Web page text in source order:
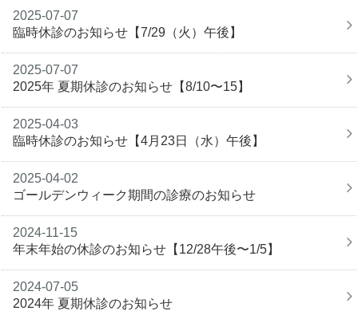
2025-07-07
臨時休診のお知らせ【7/29（火）午後】
2025-07-07
2025年 夏期休診のお知らせ【8/10〜15】
2025-04-03
臨時休診のお知らせ【4月23日（水）午後】
2025-04-02
ゴールデンウィーク期間の診療のお知らせ
2024-11-15
年末年始の休診のお知らせ【12/28午後〜1/5】
2024-07-05
2024年 夏期休診のお知らせ